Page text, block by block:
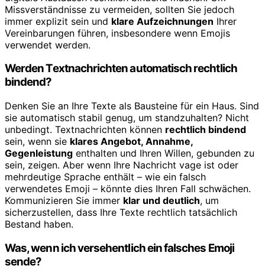
Missverständnisse zu vermeiden, sollten Sie jedoch
immer explizit sein und klare Aufzeichnungen Ihrer
Vereinbarungen führen, insbesondere wenn Emojis
verwendet werden.
Werden Textnachrichten automatisch rechtlich
bindend?
Denken Sie an Ihre Texte als Bausteine für ein Haus. Sind
sie automatisch stabil genug, um standzuhalten? Nicht
unbedingt. Textnachrichten können rechtlich bindend
sein, wenn sie klares Angebot, Annahme,
Gegenleistung enthalten und Ihren Willen, gebunden zu
sein, zeigen. Aber wenn Ihre Nachricht vage ist oder
mehrdeutige Sprache enthält – wie ein falsch
verwendetes Emoji – könnte dies Ihren Fall schwächen.
Kommunizieren Sie immer klar und deutlich, um
sicherzustellen, dass Ihre Texte rechtlich tatsächlich
Bestand haben.
Was, wenn ich versehentlich ein falsches Emoji
sende?